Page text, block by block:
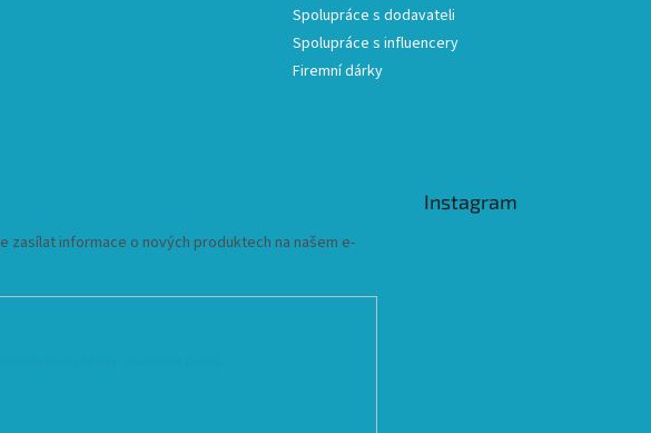
Spolupráce s dodavateli
Spolupráce s influencery
Firemní dárky
zasílat informace o nových produktech na našem e-
Instagram